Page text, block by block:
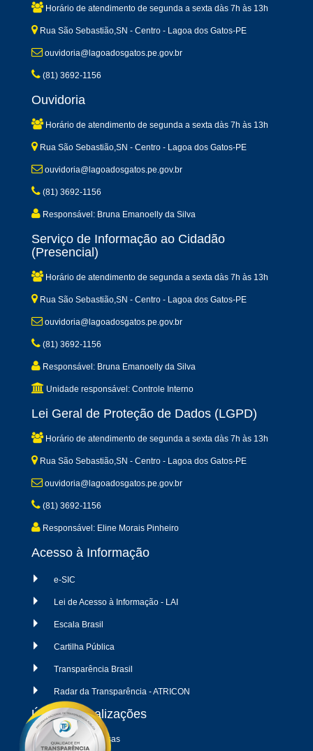
Horário de atendimento de segunda a sexta dàs 7h às 13h
Rua São Sebastião,SN - Centro - Lagoa dos Gatos-PE
ouvidoria@lagoadosgatos.pe.gov.br
(81) 3692-1156
Ouvidoria
Horário de atendimento de segunda a sexta dàs 7h às 13h
Rua São Sebastião,SN - Centro - Lagoa dos Gatos-PE
ouvidoria@lagoadosgatos.pe.gov.br
(81) 3692-1156
Responsável: Bruna Emanoelly da Silva
Serviço de Informação ao Cidadão
(Presencial)
Horário de atendimento de segunda a sexta dàs 7h às 13h
Rua São Sebastião,SN - Centro - Lagoa dos Gatos-PE
ouvidoria@lagoadosgatos.pe.gov.br
(81) 3692-1156
Responsável: Bruna Emanoelly da Silva
Unidade responsável: Controle Interno
Lei Geral de Proteção de Dados (LGPD)
Horário de atendimento de segunda a sexta dàs 7h às 13h
Rua São Sebastião,SN - Centro - Lagoa dos Gatos-PE
ouvidoria@lagoadosgatos.pe.gov.br
(81) 3692-1156
Responsável: Eline Morais Pinheiro
Acesso à Informação
e-SIC
Lei de Acesso à Informação - LAI
Escala Brasil
Cartilha Pública
Transparência Brasil
Radar da Transparência - ATRICON
Últimas atualizações
04/08/2026 - Despesas